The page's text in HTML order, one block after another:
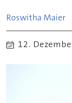
Roswitha Maier
12.